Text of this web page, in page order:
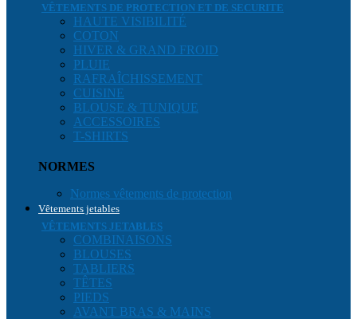
VÊTEMENTS DE PROTECTION ET DE SECURITE
HAUTE VISIBILITÉ
COTON
HIVER & GRAND FROID
PLUIE
RAFRAÎCHISSEMENT
CUISINE
BLOUSE & TUNIQUE
ACCESSOIRES
T-SHIRTS
NORMES
Normes vêtements de protection
Vêtements jetables
VÊTEMENTS JETABLES
COMBINAISONS
BLOUSES
TABLIERS
TÊTES
PIEDS
AVANT BRAS & MAINS